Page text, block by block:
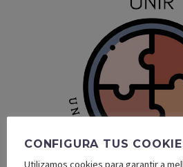
CONFIGURA TUS
Utilizamos cookies para garantir a